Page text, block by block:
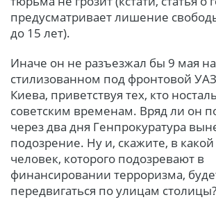
предусматривает лишение
до 15 лет).
Иначе он не разъезжал бы 9 мая на
стилизованном под фронтовой
Киева, приветствуя тех, кто
советским временам. Вряд ли он
через два дня Генпрокуратура
подозрение. Ну и, скажите, в какой
человек, которого подозревают в
финансировании терроризма,
передвигаться по улицам столицы?